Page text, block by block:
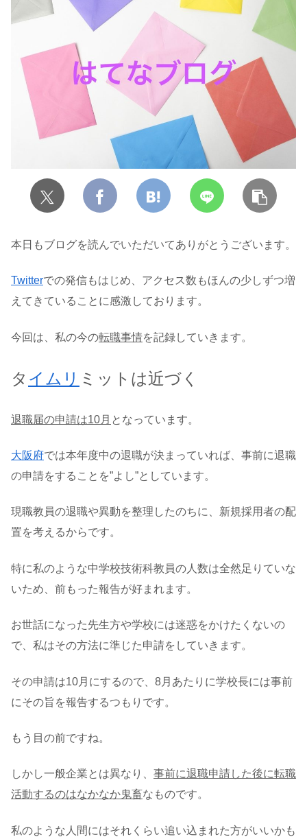
本日もブログを読んでいただいてありがとうございます。
Twitterでの発信もはじめ、アクセス数もほんの少しずつ増
えてきていることに感激しております。
今回は、私の今の転職事情を記録していきます。
タ イムリ ミットは近づく
退職届の申請は10月 となっています。
大阪府では本年度中の退職が決まっていれば、事前に退職
の申請をすることを”よし”としています。
現職教員の退職や異動を整理したのちに、新規採用者の配
置を考えるからです。
特に私のような中学校技術科教員の人数は全然足りていな
いため、前もった報告が好まれます。
お世話になった先生方や学校には迷惑をかけたくないの
で、私はその方法に準じた申請をしていきます。
その申請は10月にするので、8月あたりに学校長には事前
にその旨を報告するつもりです。
もう目の前ですね。
しかし一般企業とは異なり、 事前に退職申請した後に転職
活動するのはなかなか鬼畜なものです。
私のような人間にはそれくらい追い込まれた方がいいかも